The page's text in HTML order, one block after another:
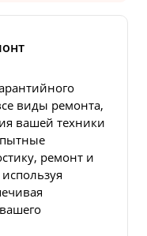
виды ремонта,
вашей техники
ремонт и